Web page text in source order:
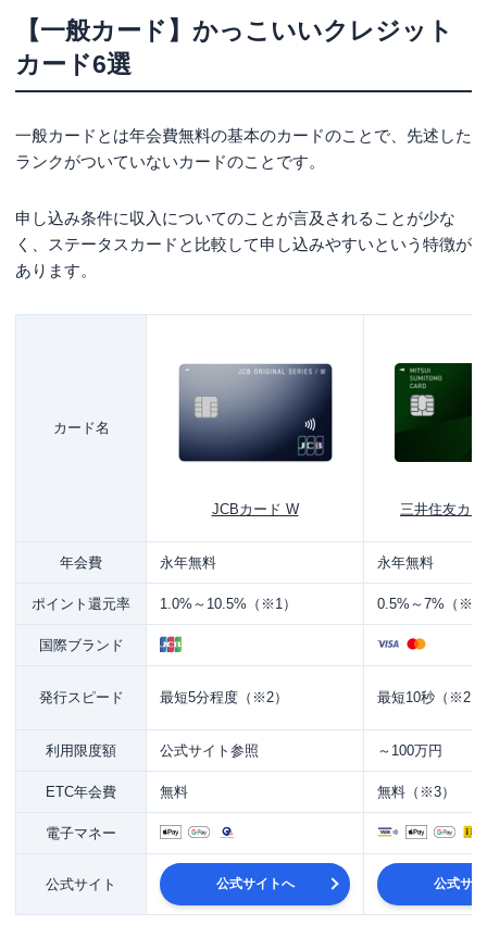
【一般カード】かっこいいクレジット
カード6選
一般カードとは年会費無料の基本のカードのことで、先述した
ランクがついていないカードのことです。
申し込み条件に収入についてのことが言及されることが少な
く、ステータスカードと比較して申し込みやすいという特徴が
あります。
カード名
JCBカード W 三井住友カ
年会費 永年無料 永年無料
ポイント還元率 1.0%～10.5%（※1） 0.5%～7%（※1
国際ブランド
発行スピード 最短5分程度（※2） 最短10秒（※2）
利用限度額 公式サイト参照 ～100万円
ETC年会費 無料 無料（※3）
電子マネー
公式サイト 公式サイトへ 公式サ